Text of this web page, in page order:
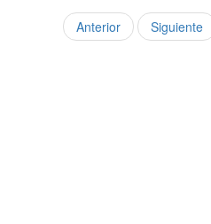
Anterior Siguiente